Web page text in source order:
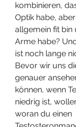
kombinieren,
Optik habe,
allgemein fit bin
Arme habe?
ist noch lange
Bevor wir uns
genauer
können, wenn
niedrig ist,
woran du einen